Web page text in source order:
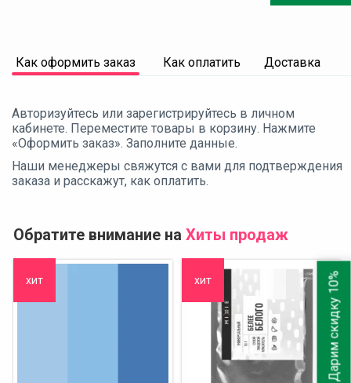
Как оформить заказ Как оплатить Доставка
Авторизуйтесь или зарегистрируйтесь в личном
кабинете. Переместите товары в корзину. Нажмите
«Оформить заказ». Заполните данные.
Наши менеджеры свяжутся с вами для подтверждения
заказа и расскажут, как оплатить.
Обратите внимание на Хиты продаж
хит хит Дарим скидку 10%